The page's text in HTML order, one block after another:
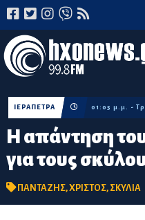
Η απάντηση
για τους
ΙΕΡΑΠΕΤΡΑ 01:05 μ.μ. -
ΠΑΝΤΑΖΗΣ,ΧΡΙΣΤΟΣ, ΣΚΥΛΙΑ